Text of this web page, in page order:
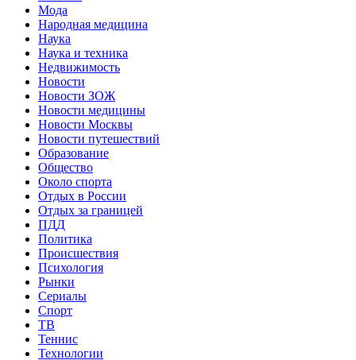
Мода
Народная медицина
Наука
Наука и техника
Недвижимость
Новости
Новости ЗОЖ
Новости медицины
Новости Москвы
Новости путешествий
Образование
Общество
Около спорта
Отдых в России
Отдых за границей
ПДД
Политика
Происшествия
Психология
Рынки
Сериалы
Спорт
ТВ
Теннис
Технологии